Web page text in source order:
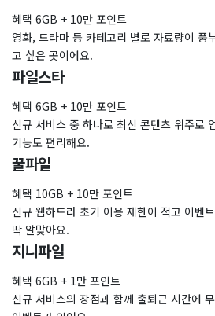
혜택 6GB + 10만 포인트
영화, 드라마 등 카테고리 별로 자료량이 풍
고 싶은 곳이에요.
파일스타
혜택 6GB + 10만 포인트
신규 서비스 중 하나로 최신 콘텐츠 위주로
기능도 편리해요.
꿀파일
혜택 10GB + 10만 포인트
신규 웹하드라 초기 이용 제한이 적고 이벤
딱 알맞아요.
지니파일
혜택 6GB + 1만 포인트
신규 서비스의 장점과 함께 출퇴근 시간에